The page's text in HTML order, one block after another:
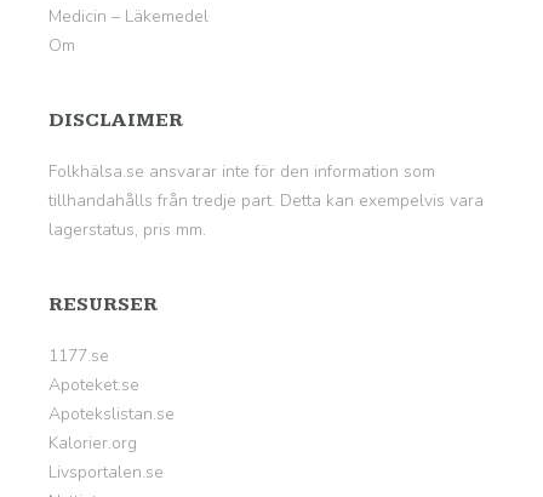
Medicin – Läkemedel
Om
DISCLAIMER
Folkhälsa.se ansvarar inte för den information som
tillhandahålls från tredje part. Detta kan exempelvis vara
lagerstatus, pris mm.
RESURSER
1177.se
Apoteket.se
Apotekslistan.se
Kalorier.org
Livsportalen.se